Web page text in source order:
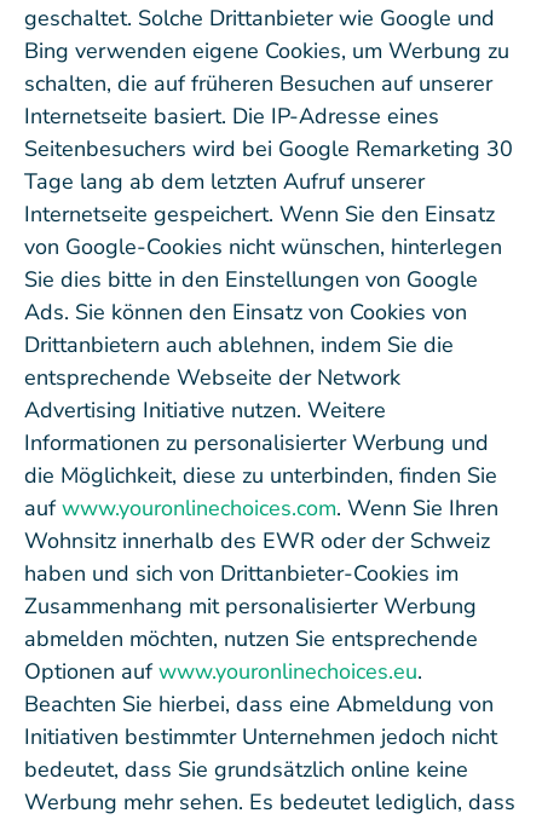
geschaltet. Solche Drittanbieter wie Google und
Bing verwenden eigene Cookies, um Werbung zu
schalten, die auf früheren Besuchen auf unserer
Internetseite basiert. Die IP-Adresse eines
Seitenbesuchers wird bei Google Remarketing 30
Tage lang ab dem letzten Aufruf unserer
Internetseite gespeichert. Wenn Sie den Einsatz
von Google-Cookies nicht wünschen, hinterlegen
Sie dies bitte in den Einstellungen von Google
Ads. Sie können den Einsatz von Cookies von
Drittanbietern auch ablehnen, indem Sie die
entsprechende Webseite der Network
Advertising Initiative nutzen. Weitere
Informationen zu personalisierter Werbung und
die Möglichkeit, diese zu unterbinden, finden Sie
aufwww.youronlinechoices.com. Wenn Sie Ihren
Wohnsitz innerhalb des EWR oder der Schweiz
haben und sich von Drittanbieter-Cookies im
Zusammenhang mit personalisierter Werbung
abmelden möchten, nutzen Sie entsprechende
Optionen aufwww.youronlinechoices.eu.
Beachten Sie hierbei, dass eine Abmeldung von
Initiativen bestimmter Unternehmen jedoch nicht
bedeutet, dass Sie grundsätzlich online keine
Werbung mehr sehen. Es bedeutet lediglich, dass